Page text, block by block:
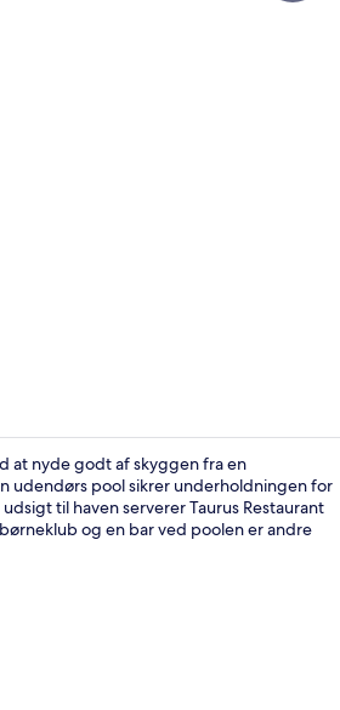
Der
at nyde godt af skyggen fra en
udendørs pool sikrer underholdningen for
til haven serverer Taurus Restaurant
og en bar ved poolen er andre